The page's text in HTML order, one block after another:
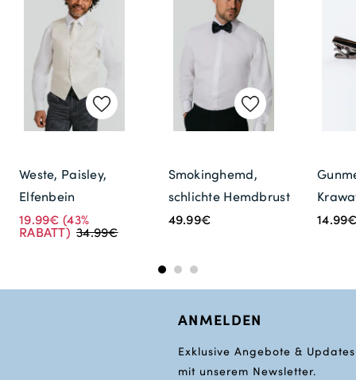
Weste, Paisley,
Elfenbein
19.99€ (43%
RABATT) 34.99€
Smokinghemd,
schlichte Hemdbrust
49.99€
ANMELDEN
Exklusive Angebote & Updates
mit unserem Newsletter.